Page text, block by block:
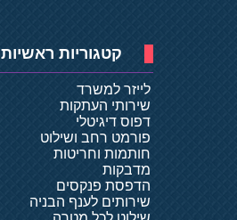
קטגוריות ראשיות
לייזר למשרד
שירותי העתקות
דפוס דיגיטלי
פורמט רחב ושילוט
חותמות וחריטות
מדבקות
הדפסת פנקסים
שירותים לענף הבניה